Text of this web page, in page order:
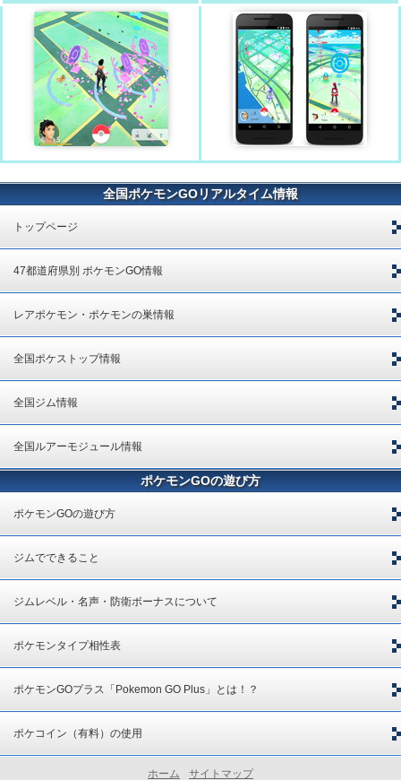
全国ポケモンGOリアルタイム情報
トップページ
47都道府県別 ポケモンGO情報
レアポケモン・ポケモンの巣情報
全国ポケストップ情報
全国ジム情報
全国ルアーモジュール情報
ポケモンGOの遊び方
ポケモンGOの遊び方
ジムでできること
ジムレベル・名声・防衛ボーナスについて
ポケモンタイプ相性表
ポケモンGOプラス「Pokemon GO Plus」とは！？
ポケコイン（有料）の使用
ホーム サイトマップ